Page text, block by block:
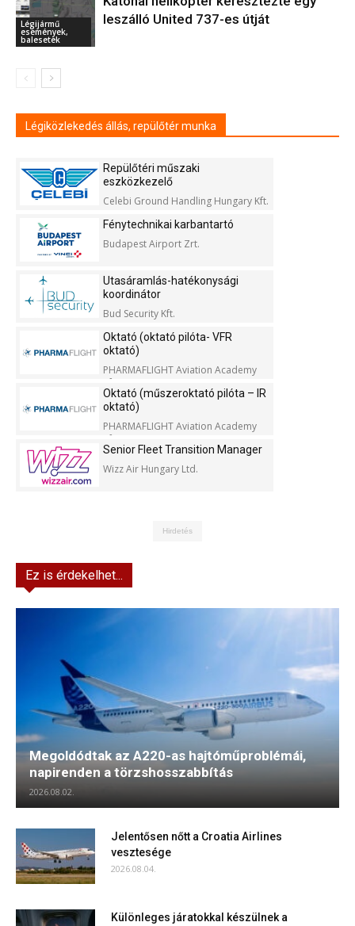
Légijármű
események,
balesetek
leszálló United 737-es útját
Légiközlekedés állás, repülőtér munka
Repülőtéri műszaki
eszközkezelő
Celebi Ground Handling Hungary Kft.
Fénytechnikai karbantartó
Budapest Airport Zrt.
Utasáramlás-hatékonysági
koordinátor
Bud Security Kft.
Oktató (oktató pilóta- VFR
oktató)
PHARMAFLIGHT Aviation Academy
Kft.
Oktató (műszeroktató pilóta – IR
oktató)
PHARMAFLIGHT Aviation Academy
Kft.
Senior Fleet Transition Manager
Wizz Air Hungary Ltd.
Hirdetés
Ez is érdekelhet...
Megoldódtak az A220-as hajtóműproblémái,
napirenden a törzshosszabbítás
2026.08.02.
Jelentősen nőtt a Croatia Airlines
vesztesége
2026.08.04.
Különleges járatokkal készülnek a